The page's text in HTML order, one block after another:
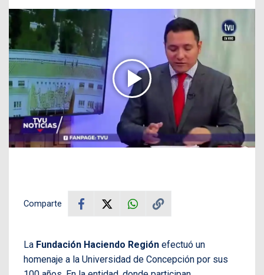
Comparte
La Fundación Haciendo Región efectuó un
homenaje a la Universidad de Concepción por sus